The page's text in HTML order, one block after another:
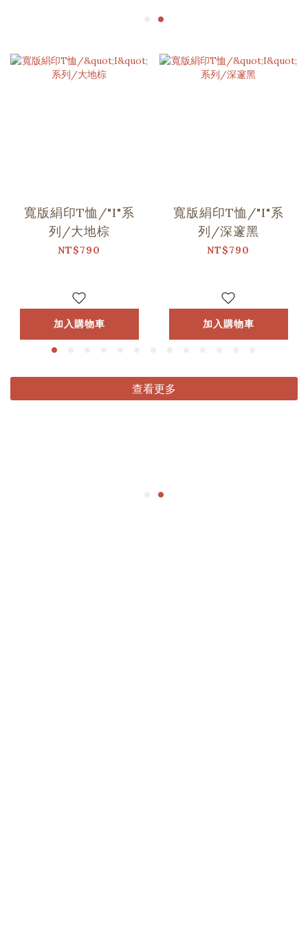
寬版絹印T恤/"I"系
列/大地棕
NT$790
加入購物車
寬版絹印T恤/"I"系
列/深邃黑
NT$790
加入購物車
查看更多